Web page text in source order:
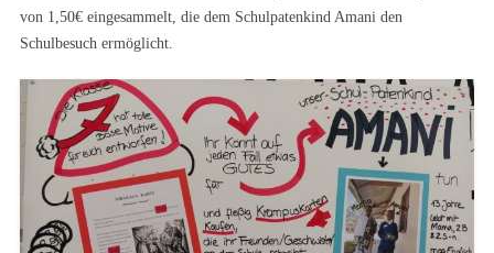
von 1,50€ eingesammelt, die dem Schulpatenkind Amani den
Schulbesuch ermöglicht.